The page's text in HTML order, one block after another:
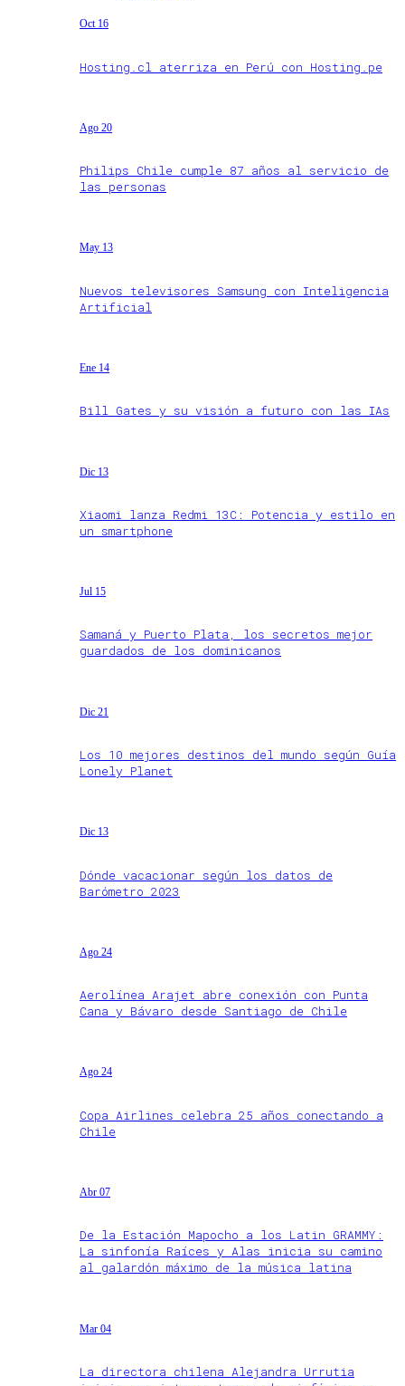
Oct 16
Hosting.cl aterriza en Perú con Hosting.pe
Ago 20
Philips Chile cumple 87 años al servicio de
las personas
May 13
Nuevos televisores Samsung con Inteligencia
Artificial
Ene 14
Bill Gates y su visión a futuro con las IAs
Dic 13
Xiaomi lanza Redmi 13C: Potencia y estilo en
un smartphone
Jul 15
Samaná y Puerto Plata, los secretos mejor
guardados de los dominicanos
Dic 21
Los 10 mejores destinos del mundo según Guía
Lonely Planet
Dic 13
Dónde vacacionar según los datos de
Barómetro 2023
Ago 24
Aerolínea Arajet abre conexión con Punta
Cana y Bávaro desde Santiago de Chile
Ago 24
Copa Airlines celebra 25 años conectando a
Chile
Abr 07
De la Estación Mapocho a los Latin GRAMMY:
La sinfonía Raíces y Alas inicia su camino
al galardón máximo de la música latina
Mar 04
La directora chilena Alejandra Urrutia